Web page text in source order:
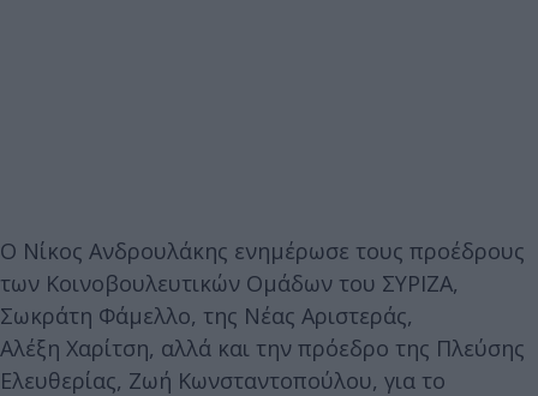
Ο Νίκος Ανδρουλάκης ενημέρωσε τους προέδρους
των Κοινοβουλευτικών Ομάδων του ΣΥΡΙΖΑ,
Σωκράτη Φάμελλο, της Νέας Αριστεράς,
Αλέξη Χαρίτση, αλλά και την πρόεδρο της Πλεύσης
Ελευθερίας, Ζωή Κωνσταντοπούλου, για το